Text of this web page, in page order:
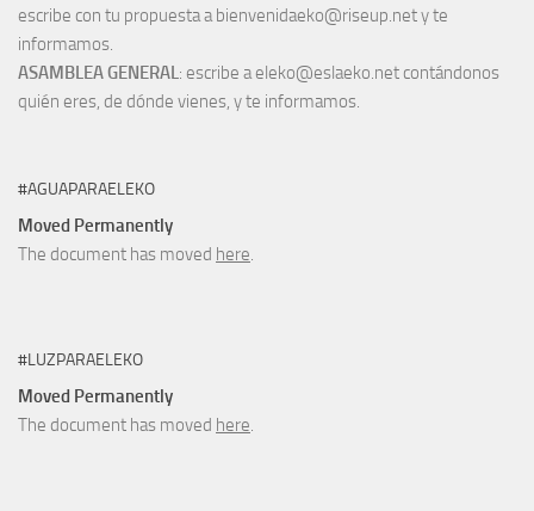
escribe con tu propuesta a bienvenidaeko@riseup.net y te
informamos.
ASAMBLEA GENERAL: escribe a eleko@eslaeko.net contándonos
quién eres, de dónde vienes, y te informamos.
#AGUAPARAELEKO
Moved Permanently
The document has moved here.
#LUZPARAELEKO
Moved Permanently
The document has moved here.